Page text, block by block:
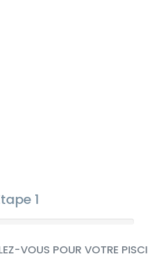
1
VOUS POUR VOTRE